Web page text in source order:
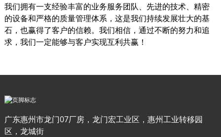
我们拥有一支经验丰富的业务服务团队、先进的技术、精密
的设备和严格的质量管理体系，这是我们持续发展壮大的基
石，也赢得了客户的信赖。我们相信，通过不断的努力和追
求，我们一定能够与客户实现互利共赢！
广东惠州市龙门07厂房，龙门宏工业区，惠州工业转移园
区，龙城街